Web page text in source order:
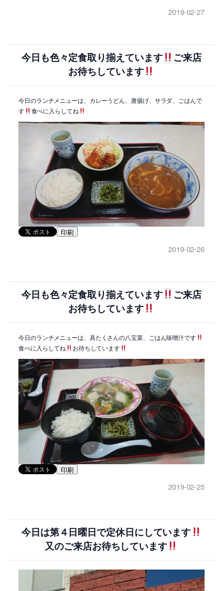
2019-02-27
今日も色々定食取り揃えています
ご来店
お待ちしています
今日のランチメニューは、カレーうどん、唐揚げ、サラダ、ごはんで
す
食べに入らしてね
印刷
2019-02-26
今日も色々定食取り揃えています
ご来店
お待ちしています
今日のランチメニューは、具たくさんの八宝菜、ごはん味噌汁です
食べに入らしてね
お待ちしています
印刷
2019-02-25
今日は第４日曜日で定休日にしています
又のご来店お待ちしています